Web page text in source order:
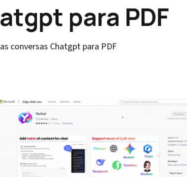
para PDF
conversas Chatgpt para PDF